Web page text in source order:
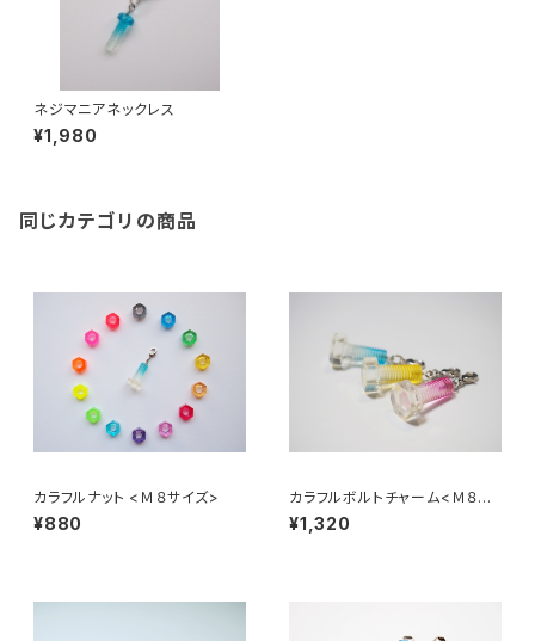
ネジマニアネックレス
¥1,980
同じカテゴリの商品
カラフルナット <Ｍ８サイズ>
¥880
カラフルボルトチャーム<Ｍ８サ
イズ>
¥1,320